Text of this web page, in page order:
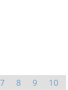
7 8 9
10